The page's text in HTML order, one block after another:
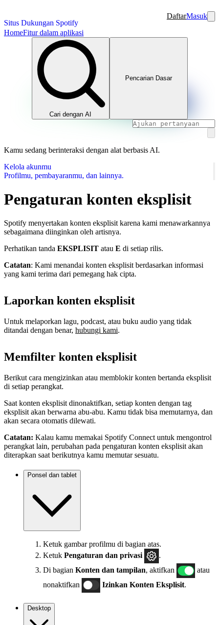
Situs Dukungan Spotify
DaftarMasuk
HomeFitur dalam aplikasi
Cari dengan AI
Pencarian Dasar
Kamu sedang berinteraksi dengan alat berbasis AI.
Kelola akunmu
Profilmu, pembayaranmu, dan lainnya.
Pengaturan konten eksplisit
Spotify menyertakan konten eksplisit karena kami menawarkannya
sebagaimana diinginkan oleh artisnya.
Perhatikan tanda EKSPLISIT atau E di setiap rilis.
Catatan: Kami menandai konten eksplisit berdasarkan informasi
yang kami terima dari pemegang hak cipta.
Laporkan konten eksplisit
Untuk melaporkan lagu, podcast, atau buku audio yang tidak
ditandai dengan benar, hubungi kami.
Memfilter konten eksplisit
Berikut cara mengizinkan atau memblokir konten bertanda eksplisit
di setiap perangkat.
Saat konten eksplisit dinonaktifkan, setiap konten dengan tag
eksplisit akan berwarna abu-abu. Kamu tidak bisa memutarnya, dan
akan secara otomatis dilewati.
Catatan: Kalau kamu memakai Spotify Connect untuk mengontrol
perangkat lain, perubahan pada pengaturan konten eksplisit akan
diterapkan saat berikutnya kamu memutar sesuatu.
Ponsel dan tablet
Ketuk gambar profilmu di bagian atas.
Ketuk Pengaturan dan privasi
.
Di bagian Konten dan tampilan, aktifkan
atau
nonaktifkan
Izinkan Konten Eksplisit.
Desktop